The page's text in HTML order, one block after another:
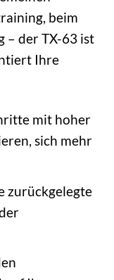
beim
– der TX-63 ist
Ihre
mit hoher
sich mehr
zurückgelegte